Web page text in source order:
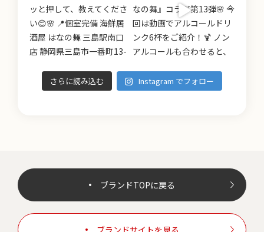
さらに読み込む Instagram でフォロー
ブランドTOPに戻る
ブランドサイトを見る